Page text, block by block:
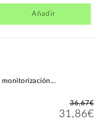
Añadir
36,67€
31,86€